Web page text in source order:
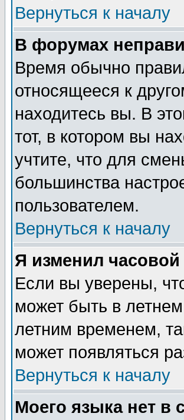
Вернуться к началу
В форумах
Время обычно
относящееся к
находитесь вы. В
тот, в котором вы
учтите, что для
большинства
пользователем.
Вернуться к началу
Я изменил
Если вы уверены,
может быть в
летним временем,
может появляться
Вернуться к началу
Моего языка нет в